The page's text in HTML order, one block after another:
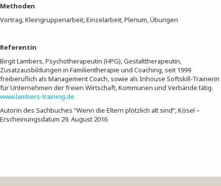
Methoden
Vortrag, Kleingruppenarbeit, Einzelarbeit, Plenum, Übungen
Referentin
Birgit Lambers, Psychotherapeutin (HPG), Gestalttherapeutin,
Zusatzausbildungen in Familientherapie und Coaching, seit 1999
freiberuflich als Management Coach, sowie als Inhouse Softskill-Trainerin
für Unternehmen der freien Wirtschaft, Kommunen und Verbände tätig.
www.lambers-training.de
Autorin des Sachbuches “Wenn die Eltern plötzlich alt sind“, Kösel –
Erscheinungsdatum 29. August 2016